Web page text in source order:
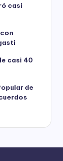
casi
casi 40
de